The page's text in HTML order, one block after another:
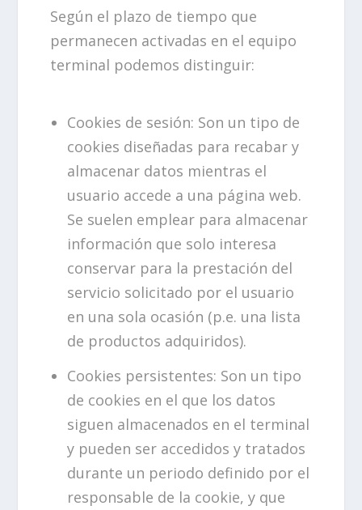
Según el plazo de tiempo que
permanecen activadas en el equipo
terminal podemos distinguir:
Cookies de sesión: Son un tipo de
cookies diseñadas para recabar y
almacenar datos mientras el
usuario accede a una página web.
Se suelen emplear para almacenar
información que solo interesa
conservar para la prestación del
servicio solicitado por el usuario
en una sola ocasión (p.e. una lista
de productos adquiridos).
Cookies persistentes: Son un tipo
de cookies en el que los datos
siguen almacenados en el terminal
y pueden ser accedidos y tratados
durante un periodo definido por el
responsable de la cookie, y que